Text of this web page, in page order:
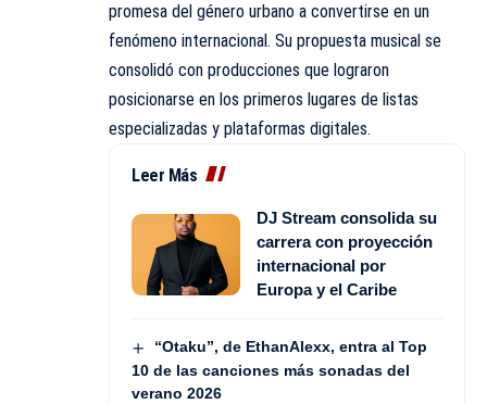
promesa del género urbano a convertirse en un
fenómeno internacional. Su propuesta musical se
consolidó con producciones que lograron
posicionarse en los primeros lugares de listas
especializadas y plataformas digitales.
Leer Más
DJ Stream consolida su
carrera con proyección
internacional por
Europa y el Caribe
“Otaku”, de EthanAlexx, entra al Top
10 de las canciones más sonadas del
verano 2026